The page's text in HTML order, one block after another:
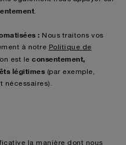
: Nous traitons vos
à notre Politique de
est le consentement,
légitimes (par exemple,
nécessaires).
la manière dont nous